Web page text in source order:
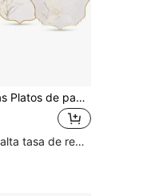
10/30/50 piezas Platos de papel elegantes con flores doradas de 7in+9in+10in, vajilla desechable, adecuados para bodas, celebraciones, cumpleaños, baby showers, aniversarios, despedidas de soltera, platos de papel con lámina dorada
Clientes con alta tasa de repetición